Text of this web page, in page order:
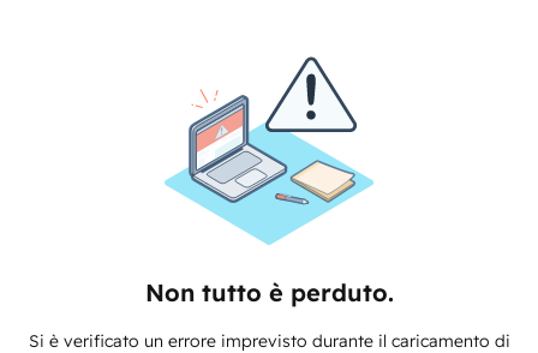
Non tutto è perduto.
Si è verificato un errore imprevisto durante il caricamento di